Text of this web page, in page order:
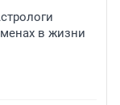
в жизни